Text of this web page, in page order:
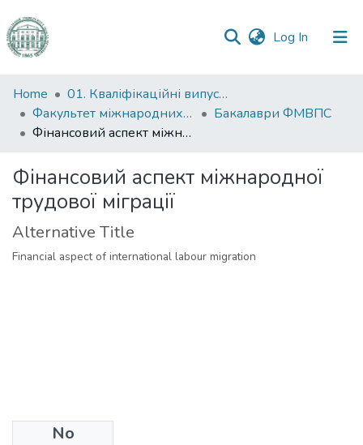
Log In (current)
Communities
&
Collections
Statistics
Home
01. Кваліфікаційні випускні роботи здобувачів вищої освіти
Факультет міжнародних відносин, політології та соціології
Бакалаври ФМВПС
Фінансовий аспект міжнародної трудової міграції
Фінансовий аспект міжнародної
трудової міграції
Alternative Title
Financial aspect of international labour migration
No